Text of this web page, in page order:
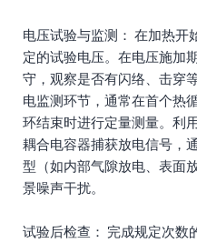
电压试验与监测： 在加热开
定的试验电压。在电压施加
守，观察是否有闪络、击穿
电监测环节，通常在首个热
环结束时进行定量测量。利
耦合电容器捕获放电信号，
型（如内部气隙放电、表面
景噪声干扰。
试验后检查： 完成规定次数